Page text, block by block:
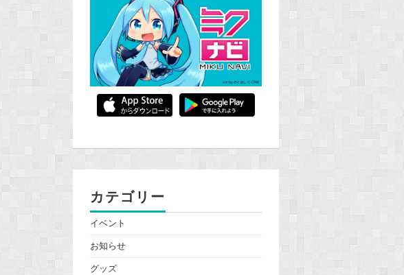
カテゴリー
イベント
お知らせ
グッズ